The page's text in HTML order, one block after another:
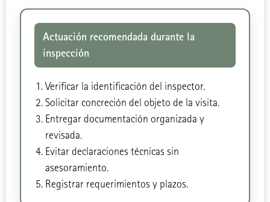
Actuación recomendada durante la
inspección
Verificar la identificación del inspector.
Solicitar concreción del objeto de la visita.
Entregar documentación organizada y
revisada.
Evitar declaraciones técnicas sin
asesoramiento.
Registrar requerimientos y plazos.